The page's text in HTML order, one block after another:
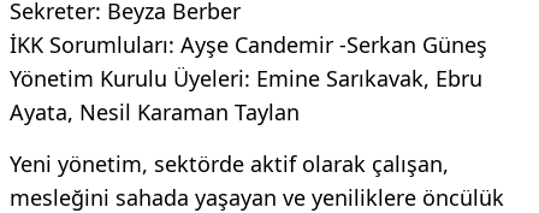
Sekreter: Beyza Berber
İKK Sorumluları: Ayşe Candemir -Serkan Güneş
Yönetim Kurulu Üyeleri: Emine Sarıkavak, Ebru
Ayata, Nesil Karaman Taylan
Yeni yönetim, sektörde aktif olarak çalışan,
mesleğini sahada yaşayan ve yeniliklere öncülük